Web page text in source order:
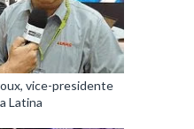
vice-presidente
Latina